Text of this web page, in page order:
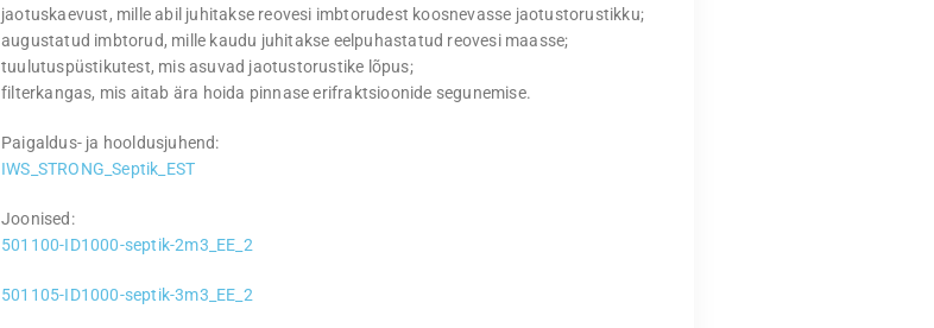
jaotuskaevust, mille abil juhitakse reovesi imbtorudest koosnevasse jaotustorustikku;
augustatud imbtorud, mille kaudu juhitakse eelpuhastatud reovesi maasse;
tuulutuspüstikutest, mis asuvad jaotustorustike lõpus;
filterkangas, mis aitab ära hoida pinnase erifraktsioonide segunemise.
Paigaldus- ja hooldusjuhend:
IWS_STRONG_Septik_EST
Joonised:
501100-ID1000-septik-2m3_EE_2
501105-ID1000-septik-3m3_EE_2